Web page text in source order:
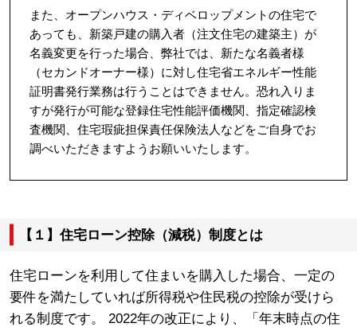
また、オープンハウス・ディベロップメントの住宅で
あっても、新築戸建の購入者（注文住宅の建築主）が
名義変更を行った場合、弊社では、新たな名義者様
（セカンドオーナー様）に対し住宅省エネルギー性能
証明書発行業務は行うことはできません。恐れ入りま
すが発行が可能な登録住宅性能評価機関、指定確認検
査機関、住宅瑕疵担保責任保険法人などをご自身でお
調べいただきますようお願いいたします。
【１】住宅ローン控除（減税）制度とは
住宅ローンを利用して住まいを購入した場合、一定の
要件を満たしていれば所得税や住民税の控除が受けら
れる制度です。 2022年の改正により、「年末時点の住